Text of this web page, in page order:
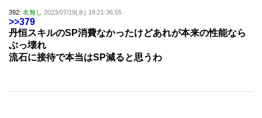
392: 名無し 2023/07/19(水) 18:21:36.55
>>379
丹恒スキルのSP消費なかったけどあれが本来の性能なら
ぶっ壊れ
流石に接待で本当はSP減ると思うわ